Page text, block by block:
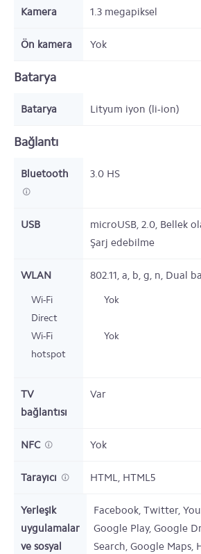
Kamera 1.3 megapiksel
Ön kamera Yok
Batarya
Batarya Lityum iyon (li-ion)
Bağlantı
Bluetooth 3.0 HS
USB
microUSB, 2.0, Bellek
Şarj edebilme
WLAN 802.11, a, b, g, n, Dual
Wi-Fi
Direct
Yok
Wi-Fi
hotspot
Yok
TV
bağlantısı
Var
NFC Yok
Tarayıcı HTML, HTML5
Yerleşik
uygulamalar
ve sosyal
Facebook, Twitter,
Google Play, Google
Search, Google Maps,